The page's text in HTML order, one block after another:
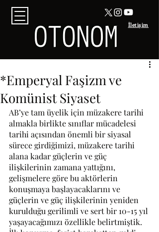
İletişim
*Emperyal Faşizm ve
Komünist Siyaset
AB’ye tam üyelik için müzakere tarihi
almakla birlikte sınıflar mücadelesi
tarihi açısından önemli bir siyasal
sürece girdiğimizi, müzakere tarihi
alana kadar güçlerin ve güç
ilişkilerinin zamana yattığını,
gelişmelere göre bu aktörlerin
konuşmaya başlayacaklarını ve
güçlerin ve güç ilişkilerinin yeniden
kurulduğu gerilimli ve sert bir 10-15 yıl
yaşayacağımızı özellikle belirtmiştik.